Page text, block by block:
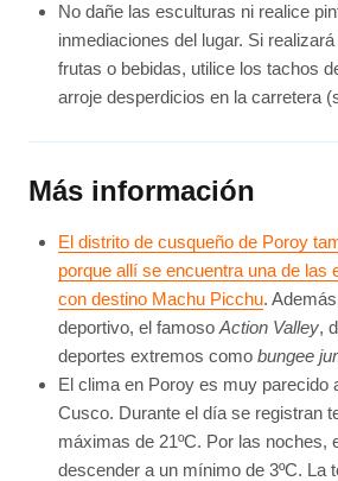
No dañe las esculturas ni realice
inmediaciones del lugar. Si
frutas o bebidas, utilice los tachos
arroje desperdicios en la carretera
Más información
El distrito de cusqueño de Poroy
porque allí se encuentra una de las
con destino Machu Picchu.
deportivo, el famoso Action Valley,
deportes extremos como bungee
El clima en Poroy es muy parecido
Cusco. Durante el día se registran
máximas de 21ºC. Por las noches,
descender a un mínimo de 3ºC. La